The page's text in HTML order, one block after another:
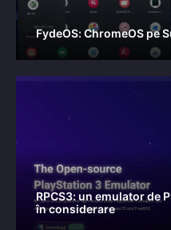
FydeOS: ChromeOS pe
RPCS3: un emulator de
în considerare